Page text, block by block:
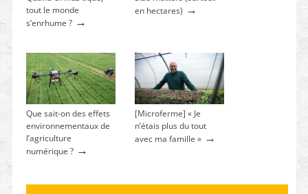
tout le monde
s’enrhume ?→
en hectares) →
Que sait-on des effets
environnementaux de
l’agriculture
numérique ?→
[Microferme] « Je
n’étais plus du tout
avec ma famille »→